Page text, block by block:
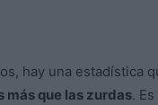
hay una estadística
más que las zurdas.